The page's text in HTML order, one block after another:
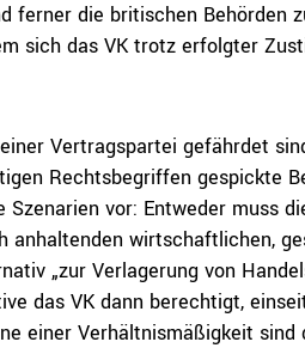
ferner die britischen Behörden
sich das VK trotz erfolgter
Vertragspartei gefährdet
Rechtsbegriffen gespickte
vor: Entweder muss
anhaltenden wirtschaftlichen,
„zur Verlagerung von
das VK dann berechtigt,
einer Verhältnismäßigkeit